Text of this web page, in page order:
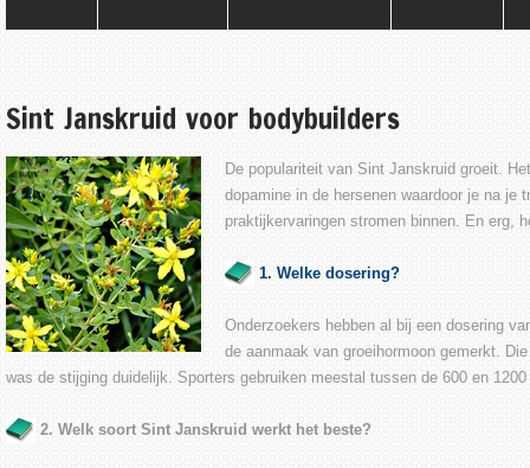
Sint Janskruid voor bodybuilders
De populariteit van Sint Janskruid groeit.
dopamine in de hersenen waardoor je na je
praktijkervaringen stromen binnen. En erg,
1. Welke dosering?
Onderzoekers hebben al bij een dosering
de aanmaak van groeihormoon gemerkt.
was de stijging duidelijk. Sporters gebruiken meestal tussen de 600 en
2. Welk soort Sint Janskruid werkt het beste?